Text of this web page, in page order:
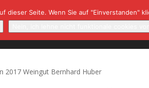
2017 Weingut Bernhard Huber
dieser Seite. Wenn Sie auf "Einverstanden"